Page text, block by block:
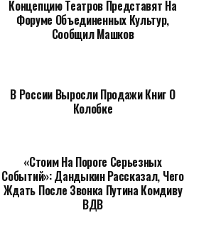
Концепцию Театров Представят На
Форуме Объединенных Культур,
Сообщил Машков
В России Выросли Продажи Книг О
Колобке
«Стоим На Пороге Серьезных
Событий»: Дандыкин Рассказал, Чего
Ждать После Звонка Путина Комдиву
ВДВ